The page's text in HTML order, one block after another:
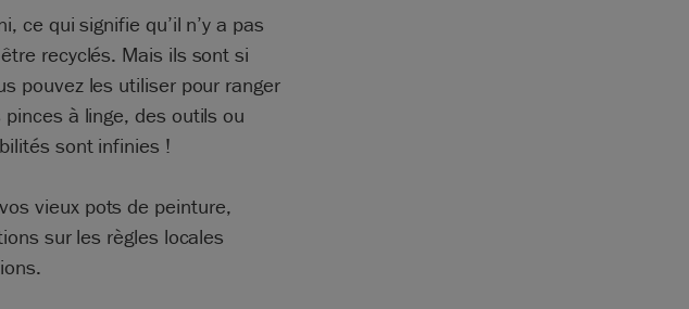
ce qui signifie qu’il n’y a pas
recyclés. Mais ils sont si
pouvez les utiliser pour ranger
à linge, des outils ou
sont infinies !
vieux pots de peinture,
sur les règles locales